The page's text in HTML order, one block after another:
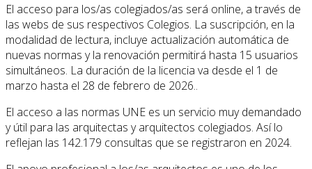
El acceso para los/as colegiados/as será online, a través de
las webs de sus respectivos Colegios. La suscripción, en la
modalidad de lectura, incluye actualización automática de
nuevas normas y la renovación permitirá hasta 15 usuarios
simultáneos. La duración de la licencia va desde el 1 de
marzo hasta el 28 de febrero de 2026..
El acceso a las normas UNE es un servicio muy demandado
y útil para las arquitectas y arquitectos colegiados. Así lo
reflejan las 142.179 consultas que se registraron en 2024.